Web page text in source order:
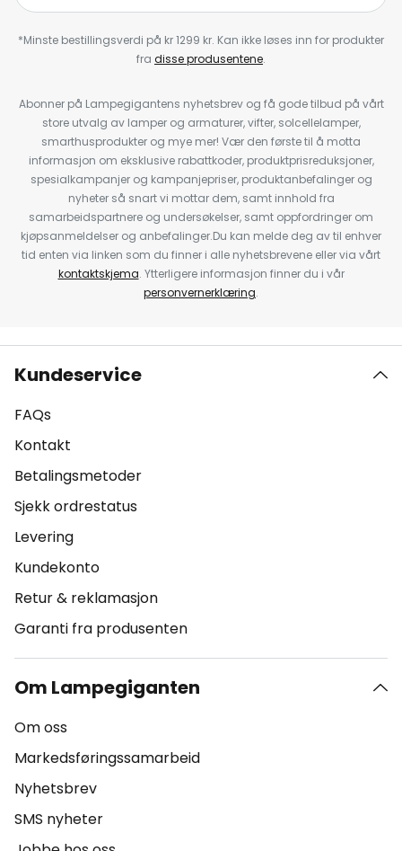
*Minste bestillingsverdi på kr 1299 kr. Kan ikke løses inn for produkter
fra disse produsentene.
Abonner på Lampegigantens nyhetsbrev og få gode tilbud på vårt
store utvalg av lamper og armaturer, vifter, solcellelamper,
smarthusprodukter og mye mer! Vær den første til å motta
informasjon om eksklusive rabattkoder, produktprisreduksjoner,
spesialkampanjer og kampanjepriser, produktanbefalinger og
nyheter så snart vi mottar dem, samt innhold fra
samarbeidspartnere og undersøkelser, samt oppfordringer om
kjøpsanmeldelser og anbefalinger.Du kan melde deg av til enhver
tid enten via linken som du finner i alle nyhetsbrevene eller via vårt
kontaktskjema. Ytterligere informasjon finner du i vår
personvernerklæring.
Kundeservice
FAQs
Kontakt
Betalingsmetoder
Sjekk ordrestatus
Levering
Kundekonto
Retur & reklamasjon
Garanti fra produsenten
Om Lampegiganten
Om oss
Markedsføringssamarbeid
Nyhetsbrev
SMS nyheter